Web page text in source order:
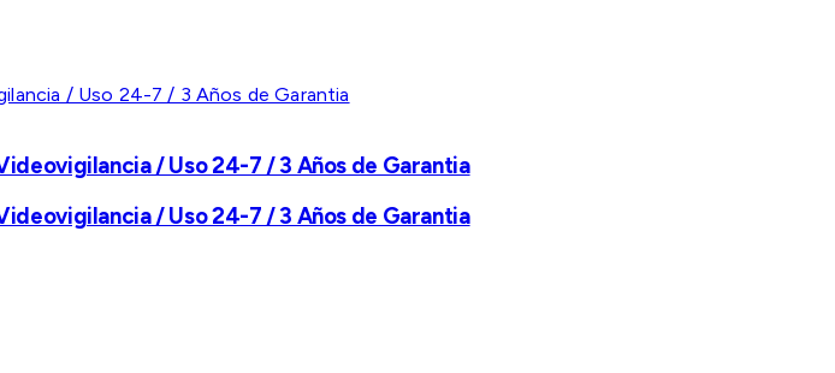
/ Uso 24-7 / 3 Años de Garantia
/ Uso 24-7 / 3 Años de Garantia